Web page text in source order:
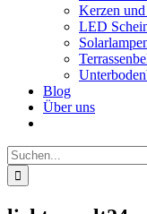
Kerzen
LED
Blog
Über uns
Suche
nach: